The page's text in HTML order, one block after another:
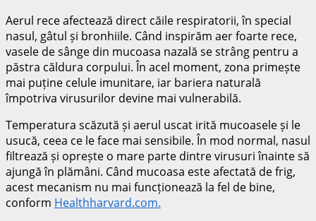
Aerul rece afectează direct căile respiratorii, în special
nasul, gâtul și bronhiile. Când inspirăm aer foarte rece,
vasele de sânge din mucoasa nazală se strâng pentru a
păstra căldura corpului. În acel moment, zona primește
mai puține celule imunitare, iar bariera naturală
împotriva virusurilor devine mai vulnerabilă.
Temperatura scăzută și aerul uscat irită mucoasele și le
usucă, ceea ce le face mai sensibile. În mod normal, nasul
filtrează și oprește o mare parte dintre virusuri înainte să
ajungă în plămâni. Când mucoasa este afectată de frig,
acest mecanism nu mai funcționează la fel de bine,
conform Healthharvard.com.